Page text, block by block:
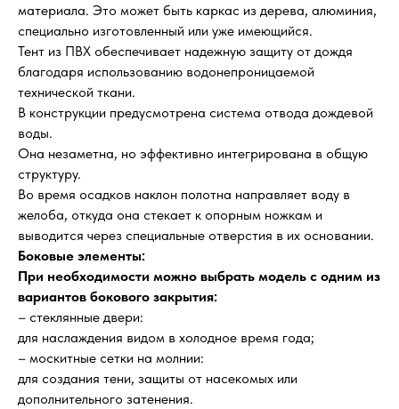
материала. Это может быть каркас из дерева, алюминия,
специально изготовленный или уже имеющийся.
Тент из ПВХ обеспечивает надежную защиту от дождя
благодаря использованию водонепроницаемой
технической ткани.
В конструкции предусмотрена система отвода дождевой
воды.
Она незаметна, но эффективно интегрирована в общую
структуру.
Во время осадков наклон полотна направляет воду в
желоба, откуда она стекает к опорным ножкам и
выводится через специальные отверстия в их основании.
Боковые элементы:
При необходимости можно выбрать модель с одним из
вариантов бокового закрытия:
– стеклянные двери:
для наслаждения видом в холодное время года;
– москитные сетки на молнии:
для создания тени, защиты от насекомых или
дополнительного затенения.